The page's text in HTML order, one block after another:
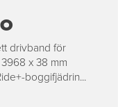
drivband för
x 38 mm
boggifjädrin...